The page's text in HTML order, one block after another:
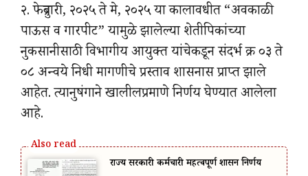
२. फेब्रुवारी, २०२५ ते मे, २०२५ या कालावधीत “अवकाळी
पाऊस व गारपीट” यामुळे झालेल्या शेतीपिकांच्या
नुकसानीसाठी विभागीय आयुक्त यांचेकडून संदर्भ क्र ०३ ते
०८ अन्वये निधी मागणीचे प्रस्ताव शासनास प्राप्त झाले
आहेत. त्यानुषंगाने खालीलप्रमाणे निर्णय घेण्यात आलेला
आहे.
राज्य सरकारी कर्मचारी महत्वपूर्ण शासन निर्णय